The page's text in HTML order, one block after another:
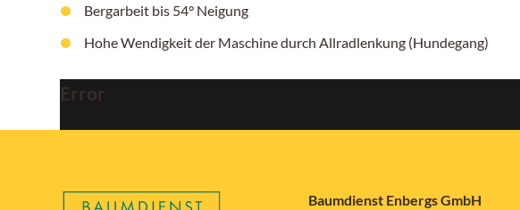
Bergarbeit bis 54° Neigung
Hohe Wendigkeit der Maschine durch Allradlenkung (Hundegang)
Error
Baumdienst Enbergs GmbH